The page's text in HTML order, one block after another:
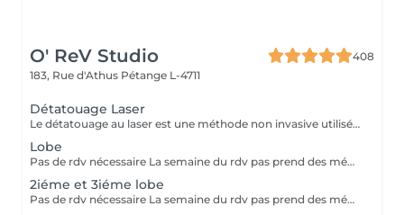
O' ReV Studio
408
183, Rue d'Athus Pétange L-4711
Détatouage Laser
Le détatouage au laser est une méthode non invasive utilisée pour enlever un tatouage de la peau en utilisant un laser. Ce processus est très populaire, car il permet de supprimer les tatouages de manière efficace tout en minimisant les risques de cicatrices. Le principe repose sur l'utilisation d e faisceaux lumineux qui fragmentent les pigments du tatouage.
Lobe
Pas de rdv nécessaire La semaine du rdv pas prend des médicaments, des anti-inflamatoires, des antibiotiques et de cortisone.
2iéme et 3iéme lobe
Pas de rdv nécessaire La semaine du rdv pas prend des médicaments, des anti-inflamatoires, des antibiotiques et de cortisone.